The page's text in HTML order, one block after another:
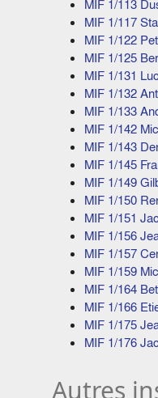
MIF 1/113
MIF 1/117
MIF 1/122
MIF 1/125
MIF 1/131
MIF 1/132
MIF 1/133
MIF 1/142
MIF 1/143
MIF 1/145
MIF 1/149
MIF 1/150
MIF 1/151
MIF 1/156
MIF 1/157
MIF 1/159
MIF 1/164
MIF 1/166
MIF 1/175
MIF 1/176
Autres